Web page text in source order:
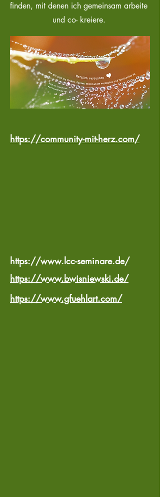
finden, mit denen ich gemeinsam arbeite
und co- kreiere.
https://community-mit-herz.com/
https://www.lcc-seminare.de/
https://www.bwisniewski.de/
https://www.gfuehlart.com/